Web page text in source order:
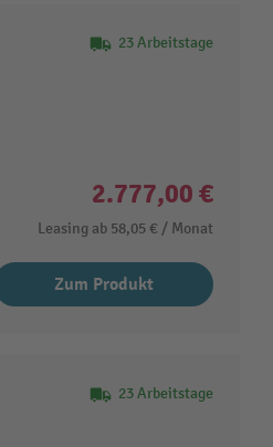
23 Arbeitstage
2.777,00 €
Leasing ab 58,05 € / Monat
Zum Produkt
23 Arbeitstage